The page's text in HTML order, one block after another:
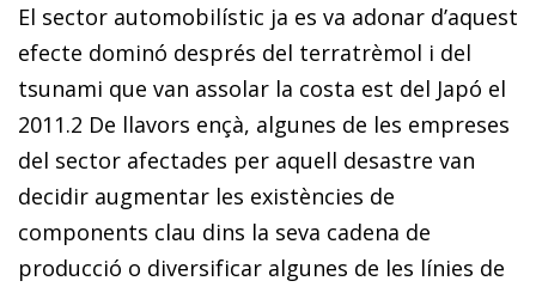
El sector automobilístic ja es va adonar d’aquest
efecte dominó després del terratrèmol i del
tsunami que van assolar la costa est del Japó el
2011.2 De llavors ençà, algunes de les empreses
del sector afectades per aquell desastre van
decidir augmentar les existències de
components clau dins la seva cadena de
producció o diversificar algunes de les línies de